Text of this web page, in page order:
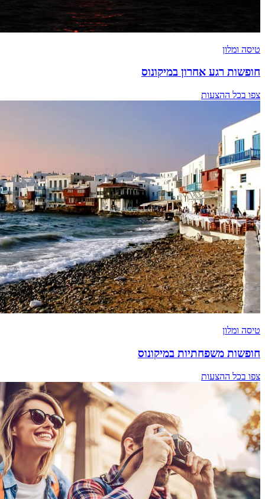
טיסה ומלון
חופשות רגע אחרון במיקונוס
צפו בכל ההצעות
טיסה ומלון
חופשות משפחתיות במיקונוס
צפו בכל ההצעות